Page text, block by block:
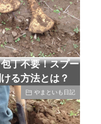
丁不要！スプー
る方法とは？
やまといも日記